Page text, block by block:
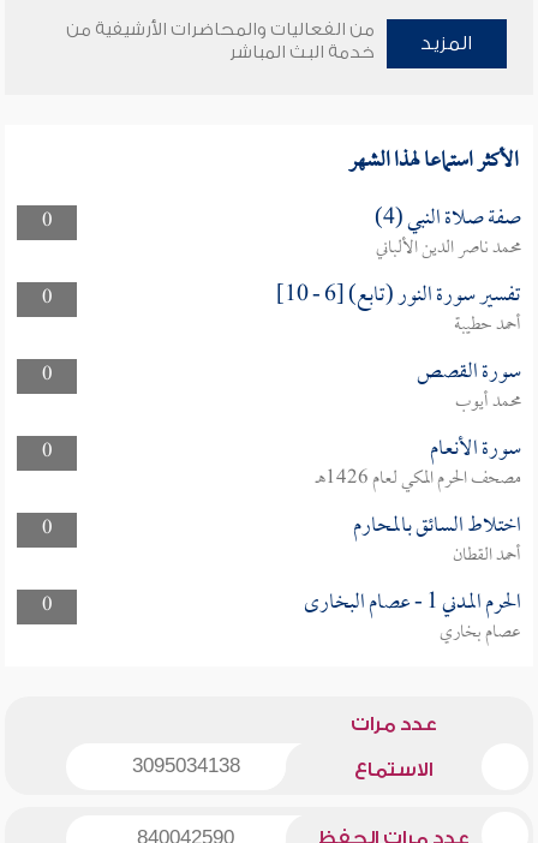
المزيد
من الفعاليات والمحاضرات الأرشيفية من
خدمة البث المباشر
الأكثر استماعا لهذا الشهر
0 صفة صلاة النبي (4)
محمد ناصر الدين الألباني
0
تفسير سورة النور (تابع) [6 - 10]
أحمد حطيبة
0
سورة القصص
محمد أيوب
0
سورة الأنعام
مصحف الحرم المكي لعام 1426هـ
0
اختلاط السائق بالمحارم
أحمد القطان
0
الحرم المدني 1 - عصام البخارى
عصام بخاري
عدد مرات
الاستماع 3095034138
عدد مرات الحفظ 840042590